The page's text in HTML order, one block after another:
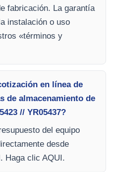
fabricación. La garantía
instalación o uso
«términos y
en línea de
de almacenamiento de
// YR05437?
del equipo
desde
Haga clic AQUI.